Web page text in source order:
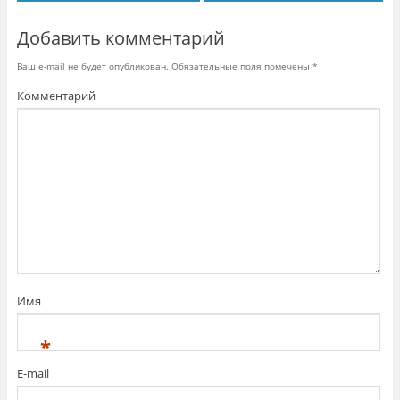
Добавить комментарий
Ваш e-mail не будет опубликован. Обязательные поля помечены *
Комментарий
Имя
*
E-mail